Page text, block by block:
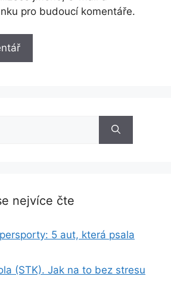
pro budoucí komentáře.
nejvíce čte
5 aut, která psala
(STK). Jak na to bez stresu